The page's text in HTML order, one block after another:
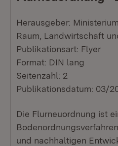
Herausgeber:
Raum, Landwirtschaft
Publikationsart: Flyer
Format: DIN lang
Seitenzahl: 2
Publikationsdatum: 03/
Die Flurneuordnung ist
und nachhaltigen